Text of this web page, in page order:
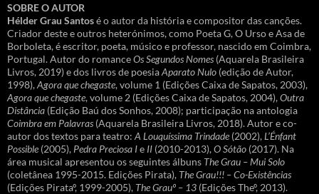
SOBRE O AUTOR
Hélder Grau Santosé o autor da história e compositor das canções.
Criador deste e outros heterónimos, como Poeta G, O Urso e Asa de
Borboleta, é escritor, poeta, músico e professor, nascido em Coimbra,
Portugal. Autor do romanceOs Segundos Nomes (Aquarela Brasileira
Livros, 2019) e dos livros de poesiaAparato Nulo (edição de Autor,
1998),Agora que chegaste, volume 1 (Edições Caixa de Sapatos, 2003),
Agora que chegaste, volume 2 (Edições Caixa de Sapatos, 2004),Outra
Distância (Edição Baú dos Sonhos, 2008); participação na antologia
Coimbra em Palavras (Aquarela Brasileira Livros, 2018). Autor e co-
autor dos textos para teatro: A Louquíssima Trindade (2002),L’Énfant
Possible (2005), Pedra Preciosa Ie II (2010-2013),O Sótão (2017). Na
área musical apresentou os seguintes álbuns The Grau – Mui Solo
(coletânea 1995-2015. Edições Pirata), The Grau!!! – Co-Existências
(Edições Pirataº, 1999-2005), The Grauº – 13 (Edições Theº, 2013).